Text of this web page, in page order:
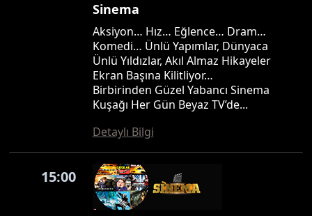
Sinema
Aksiyon… Hız… Eğlence… Dram…
Komedi… Ünlü Yapımlar, Dünyaca
Ünlü Yıldızlar, Akıl Almaz Hikayeler
Ekran Başına Kilitliyor…
Birbirinden Güzel Yabancı Sinema
Kuşağı Her Gün Beyaz TV’de...
Detaylı Bilgi
15:00